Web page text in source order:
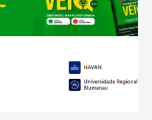
em novembro de 2025, 40% dos
com lucro e outros 40%
Já o percentual de
ficou em 19%, pouco abaixo
Outros 1% não existiam em
o faturamento também